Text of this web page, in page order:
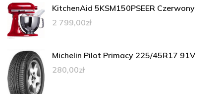
KitchenAid 5KSM150PSEER Czerwony
2 799,00zł
Michelin Pilot Primacy 225/45R17 91V
280,00zł